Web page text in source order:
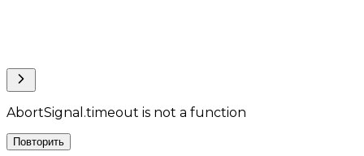
AbortSignal.timeout is not a function
Повторить